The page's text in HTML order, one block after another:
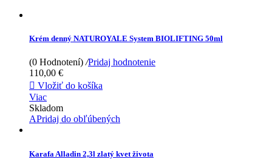
Krém denný NATUROYALE System BIOLIFTING 50ml
(0 Hodnotení) /Pridaj hodnotenie
110,00 €
 Vložiť do košíka
Viac
Skladom
APridaj do obľúbených
Karafa Alladin 2,3l zlatý kvet života